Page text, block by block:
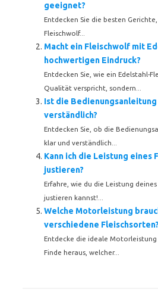
geeignet?
Entdecken Sie die besten
Fleischwolf...
Macht ein Fleischwolf mit
hochwertigen Eindruck?
Entdecken Sie, wie ein Edelstahl-
Qualität verspricht, sondern...
Ist die
verständlich?
Entdecken Sie, ob die
klar und verständlich...
Kann ich die Leistung eines
justieren?
Erfahre, wie du die Leistung
justieren kannst!...
Welche Motorleistung
verschiedene Fleischsorten?
Entdecke die ideale
Finde heraus, welcher...